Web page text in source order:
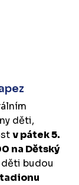
děti,
v pátek 5.
na Dětský
děti budou